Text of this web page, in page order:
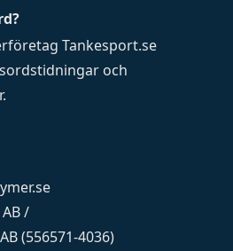
Tankesport.se
och
.
/
(556571-4036)